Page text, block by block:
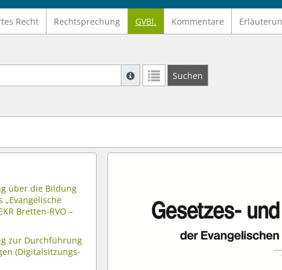
Recht Rechtsprechung GVBl. Kommentare
Suche mit Platzhalter "*", Bsp.
Suchen
über die Bildung
„Evangelische
Bretten-RVO –
zur Durchführung
(Digitalsitzungs-